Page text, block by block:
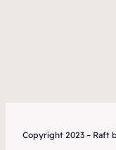
Copyright 2023 – Raft